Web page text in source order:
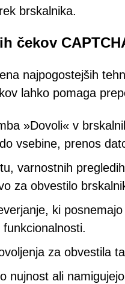
brskalnika.
čekov
najpogostejših
lahko pomaga
»Dovoli« v
vsebine, prenos
varnostnih
za obvestilo
ki
za obvestila
nujnost ali